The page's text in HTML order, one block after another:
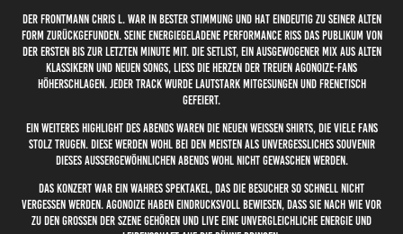
Der Frontmann Chris L. war in bester Stimmung und hat eindeutig zu seiner alten
Form zurückgefunden. Seine energiegeladene Performance riss das Publikum von
der ersten bis zur letzten Minute mit. Die Setlist, ein ausgewogener Mix aus alten
Klassikern und neuen Songs, ließ die Herzen der treuen Agonoize-Fans
höherschlagen. Jeder Track wurde lautstark mitgesungen und frenetisch
gefeiert.
Ein weiteres Highlight des Abends waren die neuen weißen Shirts, die viele Fans
stolz trugen. Diese werden wohl bei den meisten als unvergessliches Souvenir
dieses außergewöhnlichen Abends wohl nicht gewaschen werden.
Das Konzert war ein wahres Spektakel, das die Besucher so schnell nicht
vergessen werden. AGONOIZE haben eindrucksvoll bewiesen, dass sie nach wie vor
zu den Großen der Szene gehören und live eine unvergleichliche Energie und